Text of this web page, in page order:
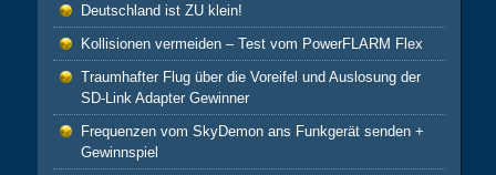
Deutschland ist ZU klein!
Kollisionen vermeiden – Test vom PowerFLARM Flex
Traumhafter Flug über die Voreifel und Auslosung der
SD-Link Adapter Gewinner
Frequenzen vom SkyDemon ans Funkgerät senden +
Gewinnspiel